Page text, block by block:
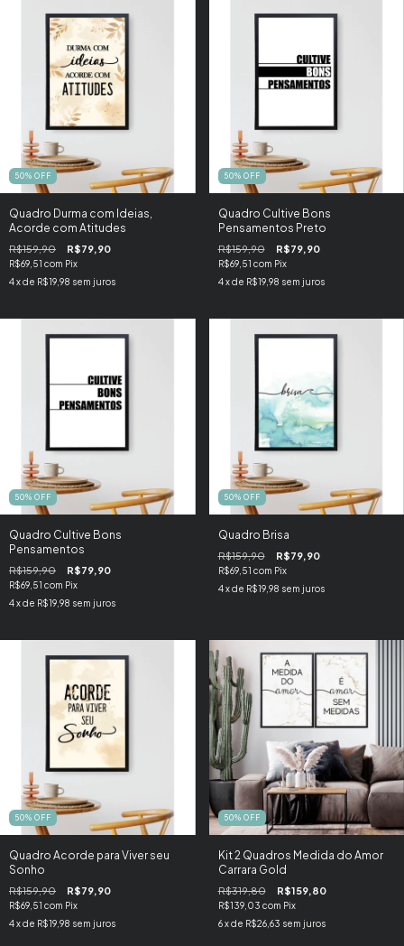
50% OFF
Quadro Durma com Ideias,
Acorde com Atitudes
R$159,90 R$79,90
R$69,51 com Pix
4x de R$19,98 sem juros
50% OFF
Quadro Cultive Bons
Pensamentos Preto
R$159,90 R$79,90
R$69,51 com Pix
4 x de R$19,98 sem juros
50% OFF
Quadro Cultive Bons
Pensamentos
R$159,90 R$79,90
R$69,51 com Pix
4x de R$19,98 sem juros
50% OFF
Quadro Brisa
R$159,90 R$79,90
R$69,51 com Pix
4 x de R$19,98 sem juros
50% OFF
Quadro Acorde para Viver seu
Sonho
R$159,90 R$79,90
R$69,51 com Pix
4x de R$19,98 sem juros
50% OFF
Kit 2 Quadros Medida do Amor
Carrara Gold
R$319,80 R$159,80
R$139,03 com Pix
6 x de R$26,63 sem juros